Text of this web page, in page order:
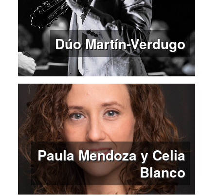
Dúo Martín-Verdugo
Paula Mendoza y Celia
Blanco